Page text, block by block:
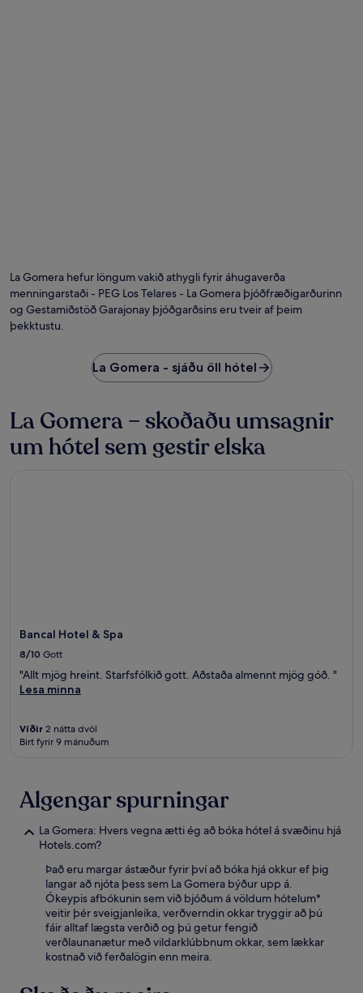
La Gomera hefur löngum vakið athygli fyrir áhugaverða
menningarstaði - PEG Los Telares - La Gomera þjóðfræðigarðurinn
og Gestamiðstöð Garajonay þjóðgarðsins eru tveir af þeim
þekktustu.
La Gomera - sjáðu öll hótel
La Gomera – skoðaðu umsagnir
um hótel sem gestir elska
Bancal Hotel & Spa
8/10 Gott
"Allt mjög hreint. Starfsfólkið gott. Aðstaða almennt mjög góð. "
Lesa minna
Víðir 2 nátta dvöl
Birt fyrir 9 mánuðum
Algengar spurningar
La Gomera: Hvers vegna ætti ég að bóka hótel á svæðinu hjá
Hotels.com?
Það eru margar ástæður fyrir því að bóka hjá okkur ef þig
langar að njóta þess sem La Gomera býður upp á.
Ókeypis afbókunin sem við bjóðum á völdum hótelum*
veitir þér sveigjanleika, verðverndin okkar tryggir að þú
fáir alltaf lægsta verðið og þú getur fengið
verðlaunanætur með vildarklúbbnum okkar, sem lækkar
kostnað við ferðalögin enn meira.